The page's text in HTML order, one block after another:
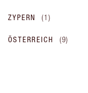
ZYPERN (1 )
ÖSTERREICH (9)